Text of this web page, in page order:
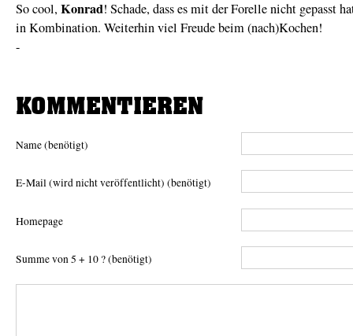
So cool, Konrad! Schade, dass es mit der Forelle nicht gepasst
in Kombination. Weiterhin viel Freude beim (nach)Kochen!
-
KOMMENTIEREN
Name (benötigt)
E-Mail (wird nicht veröffentlicht) (benötigt)
Homepage
Summe von 5 + 10 ? (benötigt)